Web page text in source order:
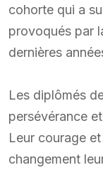
cohorte qui a
provoqués par
dernières
Les diplômés
persévérance
Leur courage
changement